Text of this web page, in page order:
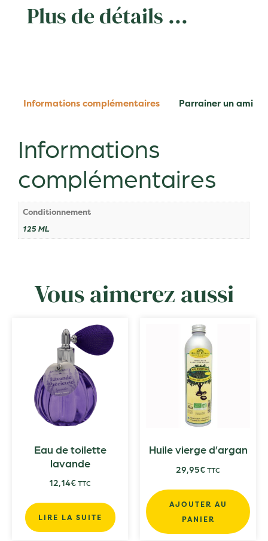
Plus de détails ...
Informations complémentaires Parrainer un ami
Informations
complémentaires
Conditionnement
125 ML
Vous aimerez aussi
Eau de toilette
lavande
12,14€ TTC
LIRE LA SUITE
Huile vierge d’argan
29,95€ TTC
AJOUTER AU
PANIER